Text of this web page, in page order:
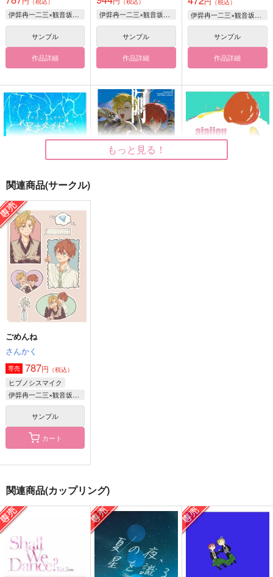
伊弉冉一二三×観音坂独歩
サンプル
作品詳細
伊弉冉一二三×観音坂独歩
サンプル
作品詳細
（税込）
伊弉冉一二三×観音坂独歩
サンプル
作品詳細
すっごいちっちゃいマ
ーメイド
煩悩
858円（税込）
観音坂独歩×伊弉冉一二三
サンプル
作品詳細
手短に、編む。
iCY MiLK LAKE
157円
サンプル
どぶろく村
990 円 （税込）
伊弉冉一二三×観音坂独歩
サンプル
ポカポカ日和
787
サンプル
もっと見る！
関連商品(サークル)
ごめんね
さんかく
専売 787円 （税込）
ヒプノシスマイク
伊弉冉一二三×観音坂独歩
サンプル
カート
関連商品(カップリング)